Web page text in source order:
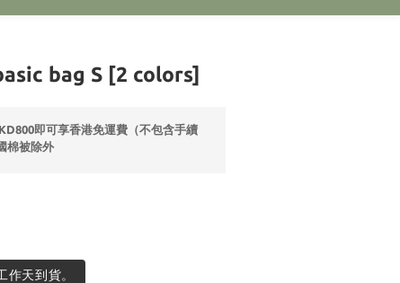
bag S [2 colors]
即可享香港免運費（不包含手續
棉被除外
作天到貨。